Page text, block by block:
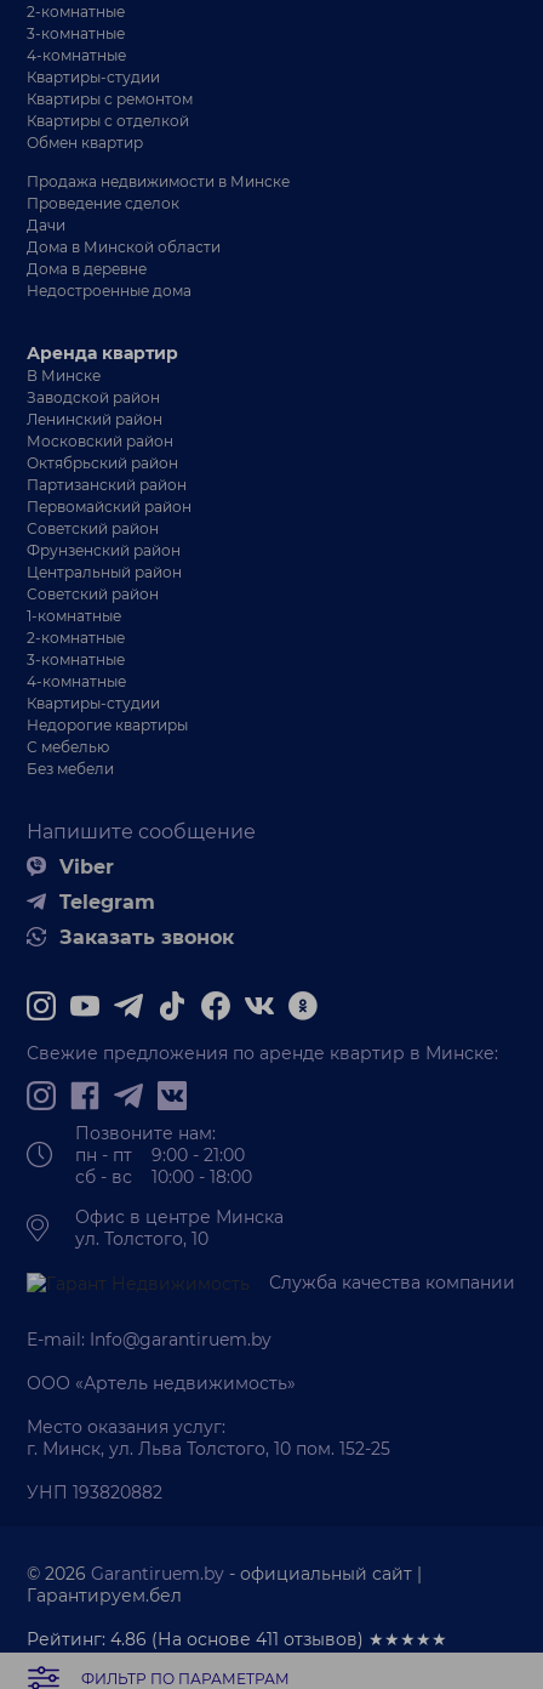
ФИЛЬТР ПО ПАРАМЕТРАМ
2-комнатные
3-комнатные
4-комнатные
Квартиры-студии
Квартиры с ремонтом
Квартиры с отделкой
Обмен квартир
Продажа недвижимости в Минске
Проведение сделок
Дачи
Дома в Минской области
Дома в деревне
Недостроенные дома
Напишите сообщение
Viber
Telegram
Заказать звонок
Аренда квартир
В Минске
Заводской район
Ленинский район
Московский район
Октябрьский район
Партизанский район
Первомайский район
Советский район
Фрунзенский район
Центральный район
Советский район
1-комнатные
2-комнатные
3-комнатные
4-комнатные
Квартиры-студии
Недорогие квартиры
С мебелью
Без мебели
Свежие предложения по аренде квартир в Минске:
Позвоните нам:
пн - пт 9:00 - 21:00
сб - вс 10:00 - 18:00
Офис в центре Минска
ул. Толстого, 10
Служба качества компании
E-mail: Info@garantiruem.by
ООО «Артель недвижимость»
Место оказания услуг:
г. Минск, ул. Льва Толстого, 10 пом. 152-25
УНП 193820882
© 2026Garantiruem.by - официальный сайт |
Гарантируем.бел
Рейтинг: 4.86 (На основе411 отзывов) ★★★★★
Палата риэлтеров